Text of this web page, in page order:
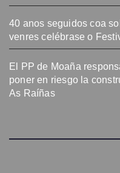
40 anos seguidos coa
venres celébrase o
El PP de Moaña
poner en riesgo la
As Raíñas